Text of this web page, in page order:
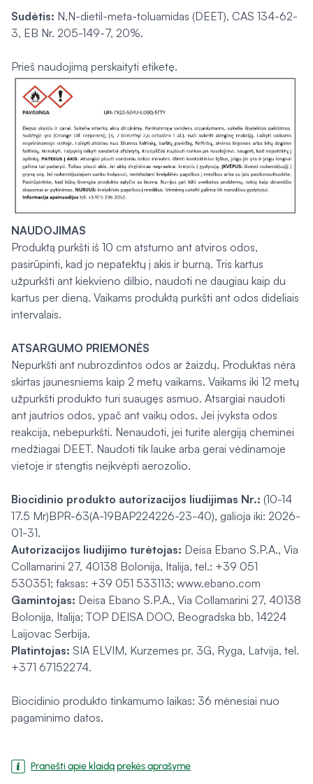
Sudėtis: N,N-dietil-meta-toluamidas (DEET), CAS 134-62-
3, EB Nr. 205-149-7, 20%.
Prieš naudojimą perskaityti etiketę.
NAUDOJIMAS
Produktą purkšti iš 10 cm atstumo ant atviros odos,
pasirūpinti, kad jo nepatektų į akis ir burną. Tris kartus
užpurkšti ant kiekvieno dilbio, naudoti ne daugiau kaip du
kartus per dieną. Vaikams produktą purkšti ant odos dideliais
intervalais.
ATSARGUMO PRIEMONĖS
Nepurkšti ant nubrozdintos odos ar žaizdų. Produktas nėra
skirtas jaunesniems kaip 2 metų vaikams. Vaikams iki 12 metų
užpurkšti produkto turi suaugęs asmuo. Atsargiai naudoti
ant jautrios odos, ypač ant vaikų odos. Jei įvyksta odos
reakcija, nebepurkšti. Nenaudoti, jei turite alergiją cheminei
medžiagai DEET. Naudoti tik lauke arba gerai vėdinamoje
vietoje ir stengtis neįkvėpti aerozolio.
Biocidinio produkto autorizacijos liudijimas Nr.: (10-14
17.5 Mr)BPR-63(A-19BAP224226-23-40), galioja iki: 2026-
01-31.
Autorizacijos liudijimo turėtojas: Deisa Ebano S.P.A., Via
Collamarini 27, 40138 Bolonija, Italija, tel.: +39 051
530351; faksas: +39 051 533113; www.ebano.com
Gamintojas: Deisa Ebano S.P.A., Via Collamarini 27, 40138
Bolonija, Italija; TOP DEISA DOO, Beogradska bb, 14224
Laijovac Serbija.
Platintojas: SIA ELVIM, Kurzemes pr. 3G, Ryga, Latvija, tel.
+371 67152274.
Biocidinio produkto tinkamumo laikas: 36 mėnesiai nuo
pagaminimo datos.
Pranešti apie klaidą prekės aprašyme